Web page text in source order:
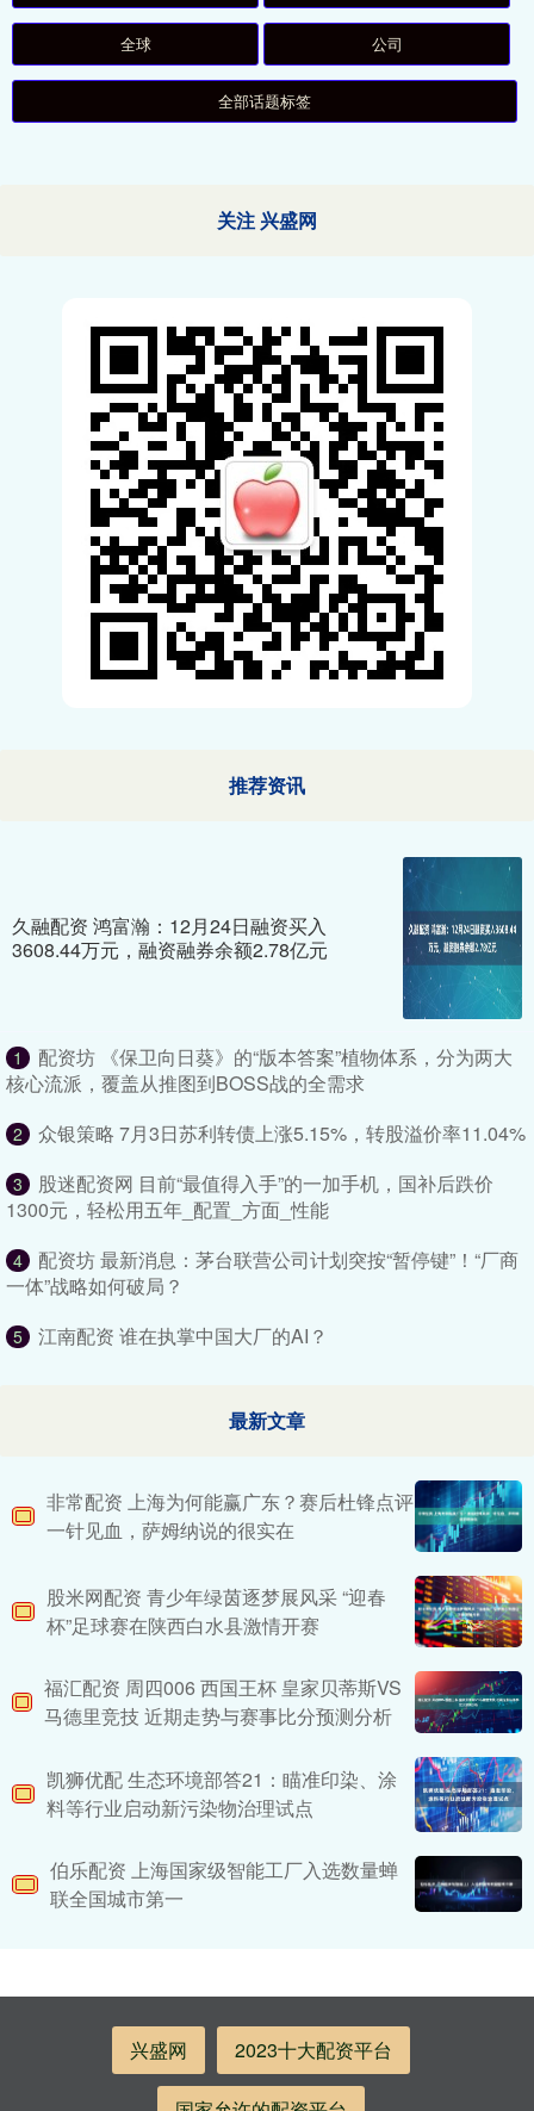
全球 公司
全部话题标签
关注 兴盛网
推荐资讯
久融配资 鸿富瀚：12月24日融资买入
3608.44万元，融资融券余额2.78亿元
1
配资坊 《保卫向日葵》的“版本答案”植物体系，分为两大
核心流派，覆盖从推图到BOSS战的全需求
2 众银策略 7月3日苏利转债上涨5.15%，转股溢价率11.04%
3
股迷配资网 目前“最值得入手”的一加手机，国补后跌价
1300元，轻松用五年_配置_方面_性能
4
配资坊 最新消息：茅台联营公司计划突按“暂停键”！“厂商
一体”战略如何破局？
5 江南配资 谁在执掌中国大厂的AI？
最新文章
非常配资 上海为何能赢广东？赛后杜锋点评
一针见血，萨姆纳说的很实在
股米网配资 青少年绿茵逐梦展风采 “迎春
杯”足球赛在陕西白水县激情开赛
福汇配资 周四006 西国王杯 皇家贝蒂斯VS
马德里竞技 近期走势与赛事比分预测分析
凯狮优配 生态环境部答21：瞄准印染、涂
料等行业启动新污染物治理试点
伯乐配资 上海国家级智能工厂入选数量蝉
联全国城市第一
兴盛网 2023十大配资平台